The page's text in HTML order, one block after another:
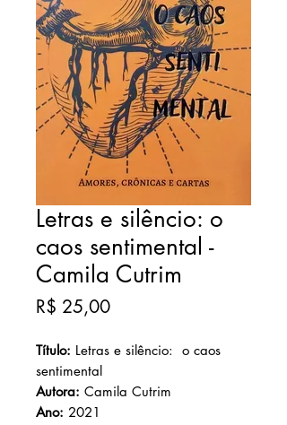
Letras e silêncio: o
caos sentimental -
Camila Cutrim
R$ 25,00Preço
Título: Letras e silêncio: o caos
sentimental
Autora: Camila Cutrim
Ano: 2021